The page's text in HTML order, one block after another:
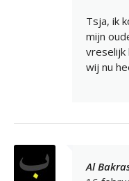
Tsja, ik
mijn
vreselijk
wij nu
Al